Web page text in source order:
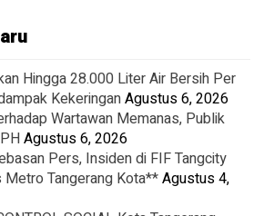
Hingga 28.000 Liter Air Bersih Per
KekeringanAgustus 6, 2026
Wartawan Memanas, Publik
Agustus 6, 2026
Pers, Insiden di FIF Tangcity
Tangerang Kota**Agustus 4,